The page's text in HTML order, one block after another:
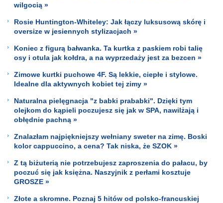
wilgocią »
Rosie Huntington-Whiteley: Jak łączy luksusową skórę i
oversize w jesiennych stylizacjach »
Koniec z figurą bałwanka. Ta kurtka z paskiem robi talię
osy i otula jak kołdra, a na wyprzedaży jest za bezcen »
Zimowe kurtki puchowe 4F. Są lekkie, ciepłe i stylowe.
Idealne dla aktywnych kobiet tej zimy »
Naturalna pielęgnacja "z babki prababki". Dzięki tym
olejkom do kąpieli poczujesz się jak w SPA, nawilżają i
obłędnie pachną »
Znalazłam najpiękniejszy wełniany sweter na zimę. Boski
kolor cappuccino, a cena? Tak niska, że SZOK »
Z tą biżuterią nie potrzebujesz zaproszenia do pałacu, by
poczuć się jak księżna. Naszyjnik z perłami kosztuje
GROSZE »
Złote a skromne. Poznaj 5 hitów od polsko-francuskiej